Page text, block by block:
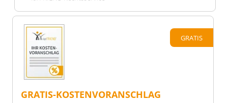
GRATIS
GRATIS-KOSTENVORANSCHLAG